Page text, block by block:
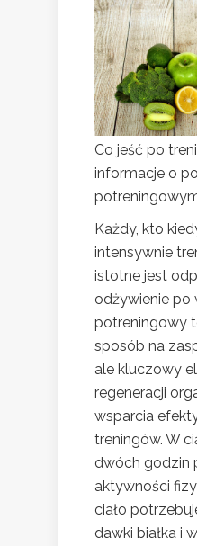
Co jeść po
informacje o
Każdy, kto
intensywnie
istotne jest
odżywienie po
potreningowy
sposób na
ale kluczowy
regeneracji
wsparcia
treningów. W
dwóch godzin
aktywności
ciało
dawki białka i